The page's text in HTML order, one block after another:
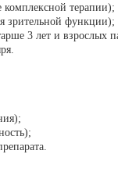
комплексной терапии);
зрительной функции);
3 лет и взрослых